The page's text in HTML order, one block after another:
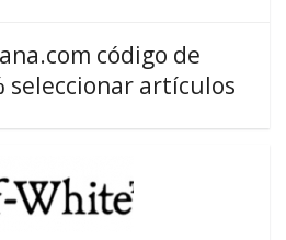
código de
seleccionar artículos